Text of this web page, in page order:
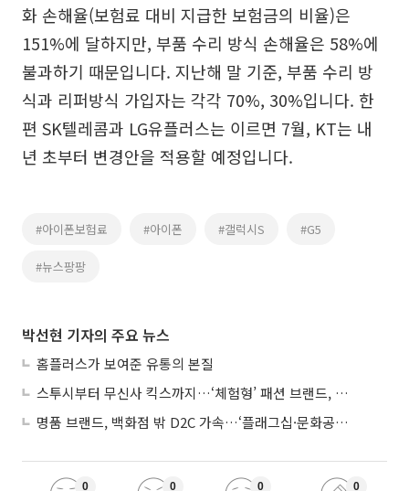
화 손해율(보험료 대비 지급한 보험금의 비율)은
151%에 달하지만, 부품 수리 방식 손해율은 58%에
불과하기 때문입니다. 지난해 말 기준, 부품 수리 방
식과 리퍼방식 가입자는 각각 70%, 30%입니다. 한
편 SK텔레콤과 LG유플러스는 이르면 7월, KT는 내
년 초부터 변경안을 적용할 예정입니다.
#아이폰보험료 #아이폰 #갤럭시S #G5
#뉴스팡팡
박선현 기자의 주요 뉴스
홈플러스가 보여준 유통의 본질
스투시부터 무신사 킥스까지…‘체험형’ 패션 브랜드, 잇단 제주행
명품 브랜드, 백화점 밖 D2C 가속…‘플래그십·문화공간’ 전략 눈길
0 0 0 0